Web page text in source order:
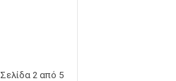
Σελίδα 2 από 5